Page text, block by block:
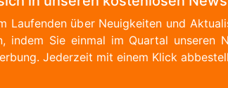
Laufenden über Neuigkeiten und
indem Sie einmal im Quartal unseren
Jederzeit mit einem Klick